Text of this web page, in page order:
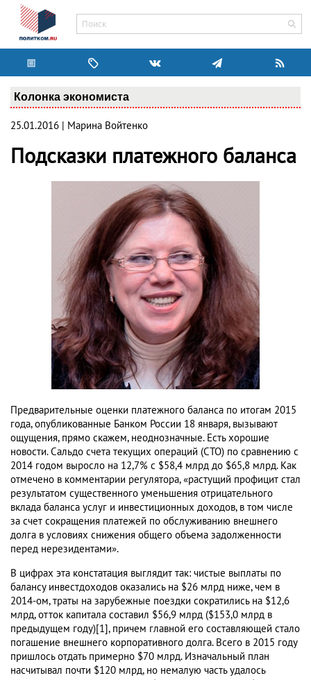
Колонка экономиста
25.01.2016 | Марина Войтенко
Подсказки платежного баланса
Предварительные оценки платежного баланса по итогам 2015
года, опубликованные Банком России 18 января, вызывают
ощущения, прямо скажем, неоднозначные. Есть хорошие
новости. Сальдо счета текущих операций (СТО) по сравнению с
2014 годом выросло на 12,7% с $58,4 млрд до $65,8 млрд. Как
отмечено в комментарии регулятора, «растущий профицит стал
результатом существенного уменьшения отрицательного
вклада баланса услуг и инвестиционных доходов, в том числе
за счет сокращения платежей по обслуживанию внешнего
долга в условиях снижения общего объема задолженности
перед нерезидентами».
В цифрах эта констатация выглядит так: чистые выплаты по
балансу инвестдоходов оказались на $26 млрд ниже, чем в
2014-ом, траты на зарубежные поездки сократились на $12,6
млрд, отток капитала составил $56,9 млрд ($153,0 млрд в
предыдущем году)[1], причем главной его составляющей стало
погашение внешнего корпоративного долга. Всего в 2015 году
пришлось отдать примерно $70 млрд. Изначальный план
насчитывал почти $120 млрд, но немалую часть удалось